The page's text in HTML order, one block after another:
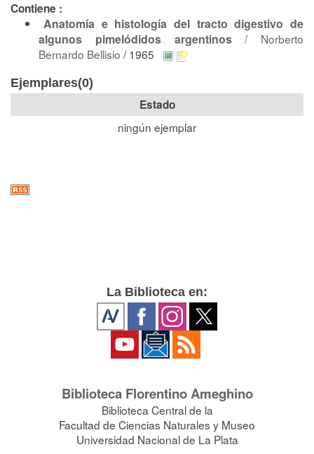
Contiene :
Anatomía e histología del tracto digestivo de
algunos pimelódidos argentinos/ Norberto
Bernardo Bellisio / 1965
Ejemplares(0)
Estado
ningún ejemplar
La Biblioteca en:
Biblioteca Florentino Ameghino
Biblioteca Central de la
Facultad de Ciencias Naturales y Museo
Universidad Nacional de La Plata